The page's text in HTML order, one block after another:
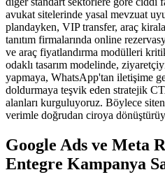
avukat sitelerinde yasal mevzuat
plandayken, VIP transfer, araç
tanıtım firmalarında online
ve araç fiyatlandırma modülleri
odaklı tasarım modelinde,
yapmaya, WhatsApp'tan iletişime
doldurmaya teşvik eden stratejik
alanları kurguluyoruz. Böylece
verimle doğrudan ciroya
Google Ads ve Meta
Entegre Kampanya